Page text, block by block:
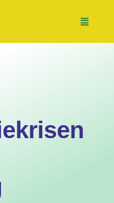
Toggle
Handletank